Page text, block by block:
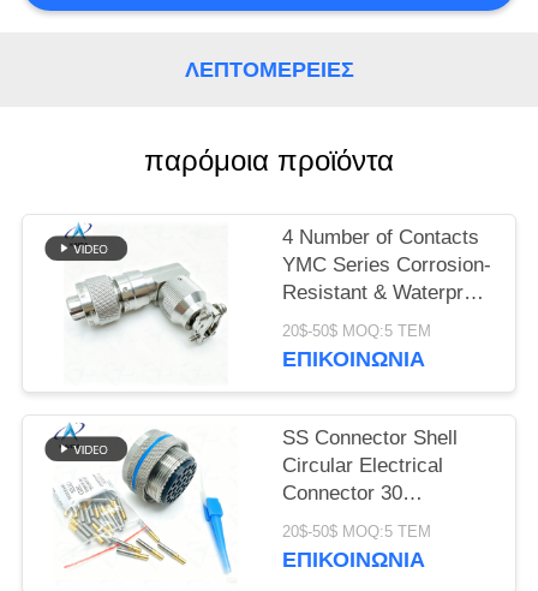
ΠΟΛΙΤΙΚΉ
ΜΥΣΤΙΚΌΤΗΤΑΣΛΕΠΤΟΜΈΡΕΙΕΣ
παρόμοια προϊόντα
4 Number of Contacts
YMC Series Corrosion-
Resistant & Waterproof
Electrical Connectors
YMC18T4K1N.Stainless
20$-50$ MOQ:5 ΤΕΜ
ΕΠΙΚΟΙΝΩΝΊΑ
SS Connector Shell
Circular Electrical
Connector 30
Contacts.EN2997
συνδέσεις firewall
20$-50$ MOQ:5 ΤΕΜ
ΕΠΙΚΟΙΝΩΝΊΑ